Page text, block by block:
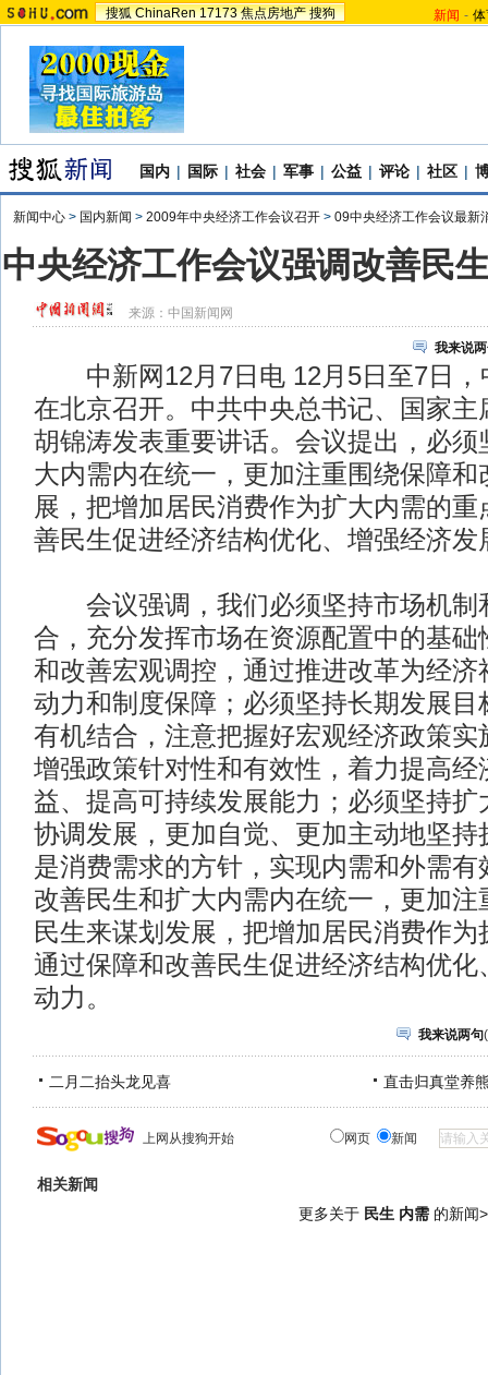
搜狐 ChinaRen 17173 焦点房地产 搜狗 新闻 -
国内 | 国际 | 社会 | 军事 | 公益 | 评论 | 社区 |
新闻中心 > 国内新闻 > 2009年中央经济工作会议召开 > 09中央经济工作会议最新
中央经济工作会议强调改善民
来源： 中国新闻网
我来说
中新网12月7日电 12月5日至7日，
在北京召开。中共中央总书记、国家主
胡锦涛发表重要讲话。会议提出，必须
大内需内在统一，更加注重围绕保障和
展，把增加居民消费作为扩大内需的
善民生促进经济结构优化、增强经济发
会议强调，我们必须坚持市场机制
合，充分发挥市场在资源配置中的基础
和改善宏观调控，通过推进改革为经济
动力和制度保障；必须坚持长期发展目
有机结合，注意把握好宏观经济政策实
增强政策针对性和有效性，着力提高经
益、提高可持续发展能力；必须坚持扩
协调发展，更加自觉、更加主动地坚持
是消费需求的方针，实现内需和外需有
改善民生和扩大内需内在统一，更加注
民生来谋划发展，把增加居民消费作
通过保障和改善民生促进经济结构优化
动力。
我来说两句(
二月二抬头龙见喜 直击归真堂养
上网从搜狗开始 网页 新闻
相关新闻
更多关于 民生 内需的新闻